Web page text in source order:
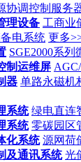
协调控制服务
理设备 工商业
电系统 更多
SGE2000系列
制运维屏
器 单路永磁机
系统 绿电直连
系统 零碳园区
化系统 源网荷
及通讯系统 光